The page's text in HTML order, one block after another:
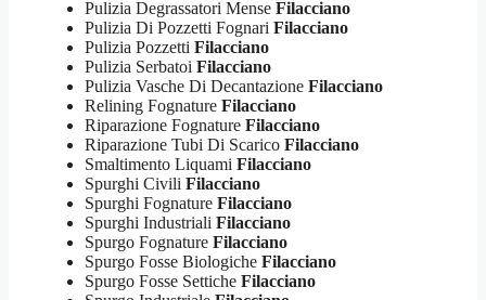
Pulizia Degrassatori Mense Filacciano
Pulizia Di Pozzetti Fognari Filacciano
Pulizia Pozzetti Filacciano
Pulizia Serbatoi Filacciano
Pulizia Vasche Di Decantazione Filacciano
Relining Fognature Filacciano
Riparazione Fognature Filacciano
Riparazione Tubi Di Scarico Filacciano
Smaltimento Liquami Filacciano
Spurghi Civili Filacciano
Spurghi Fognature Filacciano
Spurghi Industriali Filacciano
Spurgo Fognature Filacciano
Spurgo Fosse Biologiche Filacciano
Spurgo Fosse Settiche Filacciano